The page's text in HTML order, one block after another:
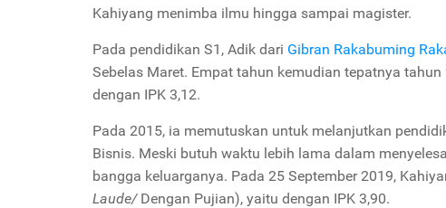
Kahiyang menimba ilmu hingga sampai magister.
Pada pendidikan S1, Adik dari Gibran Rakabuming
Sebelas Maret. Empat tahun kemudian tepatnya
dengan IPK 3,12.
Pada 2015, ia memutuskan untuk melanjutkan
Bisnis. Meski butuh waktu lebih lama dalam
bangga keluarganya. Pada 25 September 2019,
Laude/ Dengan Pujian), yaitu dengan IPK 3,90.